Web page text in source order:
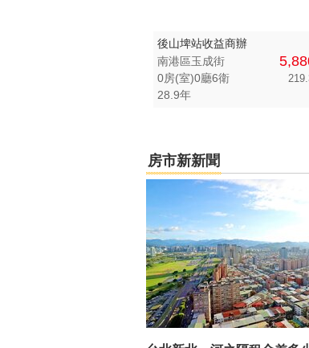
後山埤站收益商辦
南港區玉成街
0房(室)0廳6衛
28.9年
房市新新聞